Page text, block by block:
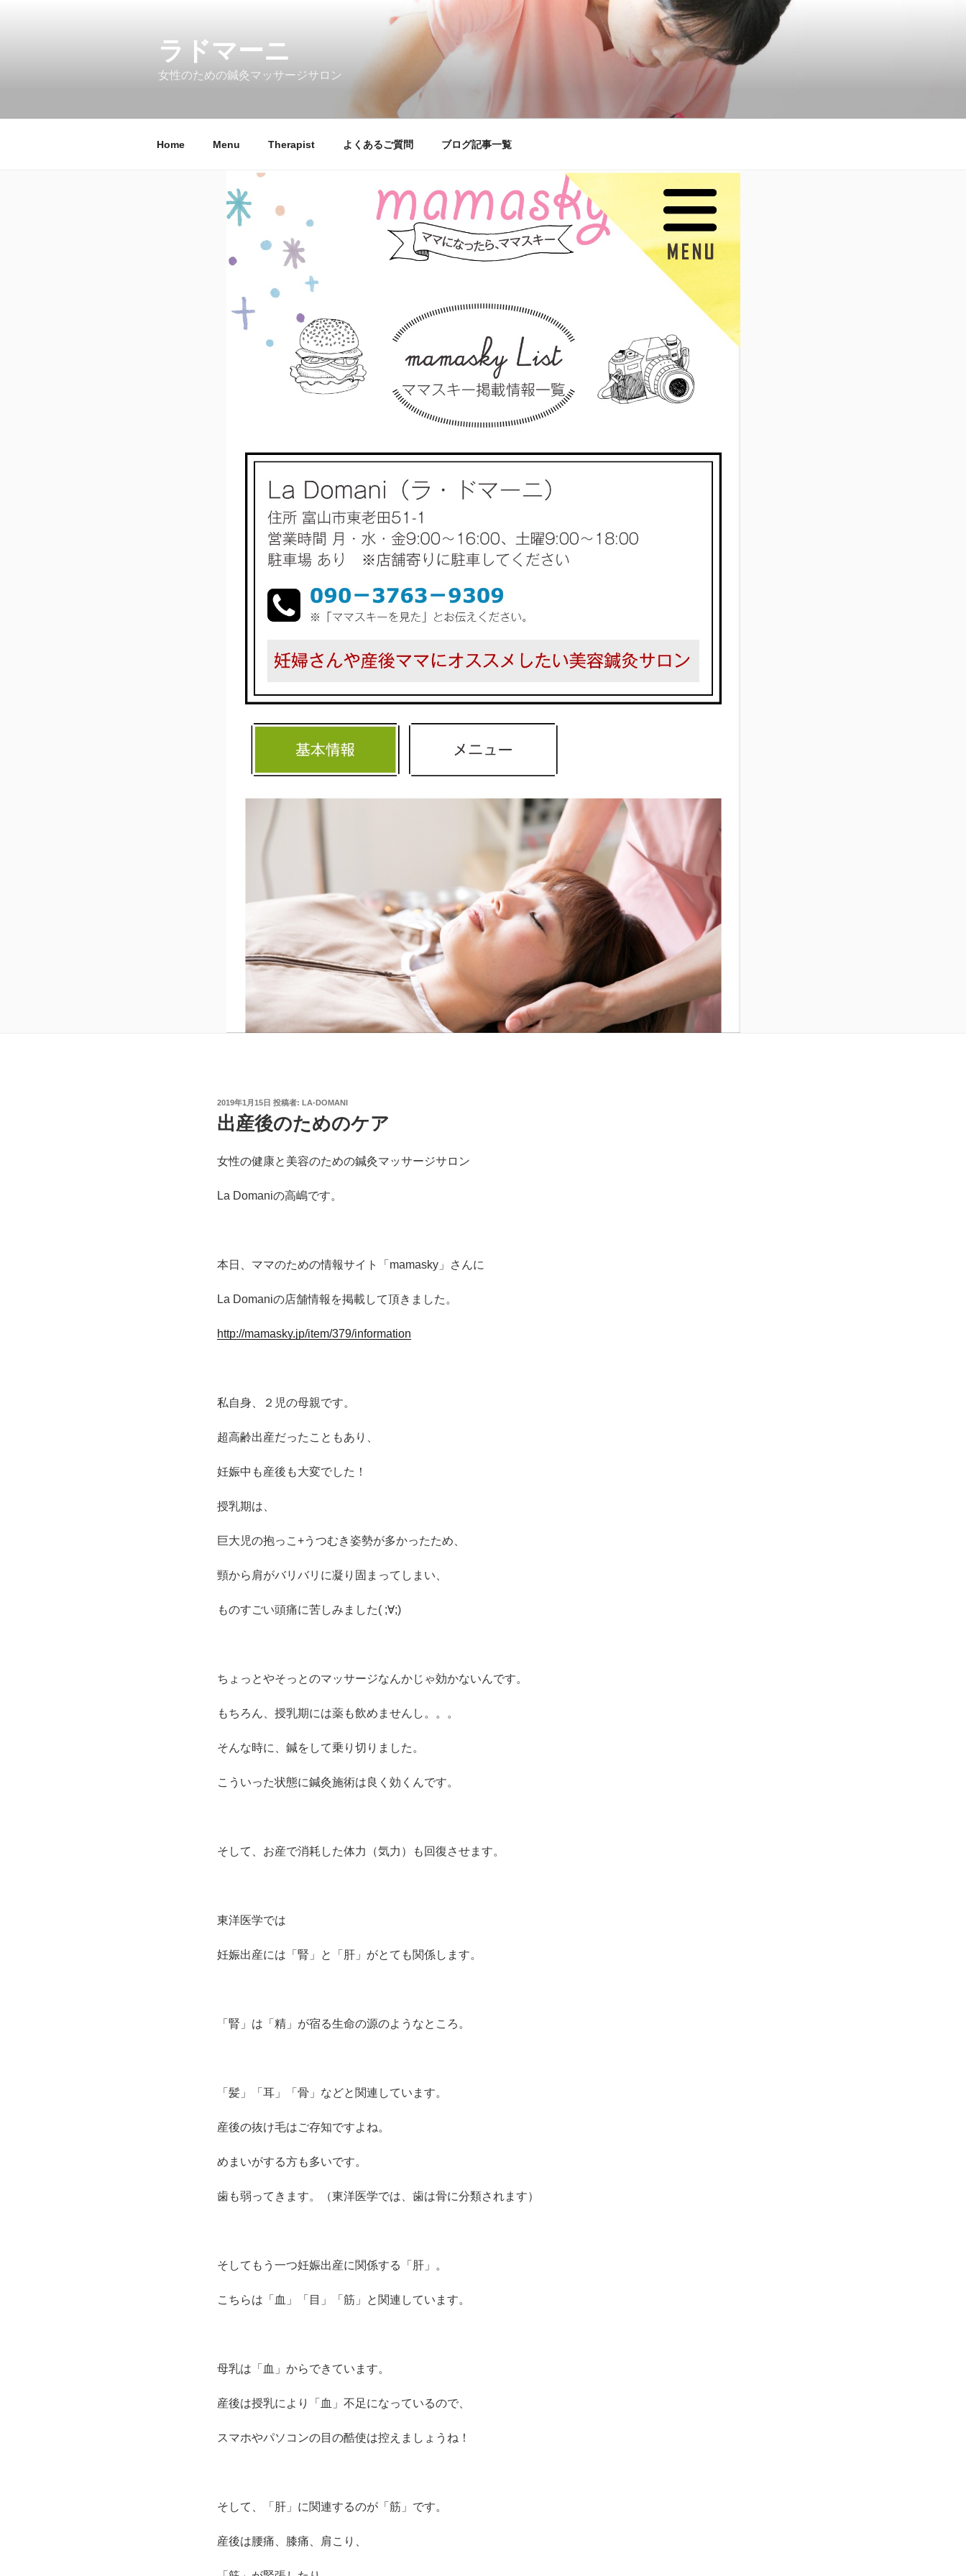
ラドマーニ
女性のための鍼灸マッサージサロン
Home Menu Therapist よくあるご質問 ブログ記事一覧
投
稿
日:
2019年1月15日 投稿者: LA-DOMANI
出産後のためのケア
女性の健康と美容のための鍼灸マッサージサロン
La Domaniの高嶋です。
本日、ママのための情報サイト「mamasky」さんに
La Domaniの店舗情報を掲載して頂きました。
http://mamasky.jp/item/379/information
私自身、２児の母親です。
超高齢出産だったこともあり、
妊娠中も産後も大変でした！
授乳期は、
巨大児の抱っこ+うつむき姿勢が多かったため、
頸から肩がバリバリに凝り固まってしまい、
ものすごい頭痛に苦しみました( ;∀;)
ちょっとやそっとのマッサージなんかじゃ効かないんです。
もちろん、授乳期には薬も飲めませんし。。。
そんな時に、鍼をして乗り切りました。
こういった状態に鍼灸施術は良く効くんです。
そして、お産で消耗した体力（気力）も回復させます。
東洋医学では
妊娠出産には「腎」と「肝」がとても関係します。
「腎」は「精」が宿る生命の源のようなところ。
「髪」「耳」「骨」などと関連しています。
産後の抜け毛はご存知ですよね。
めまいがする方も多いです。
歯も弱ってきます。（東洋医学では、歯は骨に分類されます）
そしてもう一つ妊娠出産に関係する「肝」。
こちらは「血」「目」「筋」と関連しています。
母乳は「血」からできています。
産後は授乳により「血」不足になっているので、
スマホやパソコンの目の酷使は控えましょうね！
そして、「肝」に関連するのが「筋」です。
産後は腰痛、膝痛、肩こり、